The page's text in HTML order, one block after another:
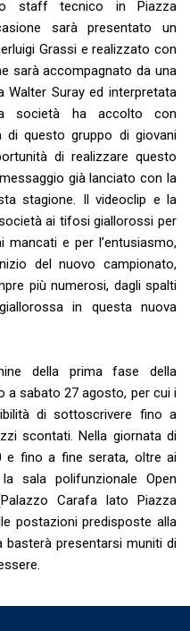
staff tecnico in Piazza
sarà presentato un
Grassi e realizzato con
sarà accompagnato da una
Suray ed interpretata
società ha accolto con
di questo gruppo di giovani
di realizzare questo
già lanciato con la
stagione. Il videoclip e la
ai tifosi giallorossi per
e per l’entusiasmo,
del nuovo campionato,
più numerosi, dagli spalti
in questa nuova
della prima fase della
a sabato 27 agosto, per cui i
di sottoscrivere fino a
scontati. Nella giornata di
e fino a fine serata, oltre ai
sala polifunzionale Open
Carafa lato Piazza
postazioni predisposte alla
basterà presentarsi muniti di